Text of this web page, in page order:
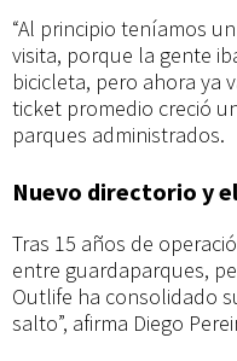
“Al principio teníamos
visita, porque la gente
bicicleta, pero ahora ya
ticket promedio creció
parques administrados.
Nuevo directorio y
Tras 15 años de
entre guardaparques,
Outlife ha consolidado
salto”, afirma Diego